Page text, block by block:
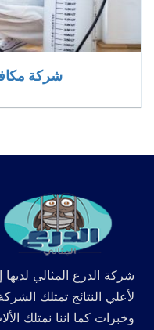
شركة
شركة الدرع المثالي
لأعلي النتائج تمتلك
وخبرات كما اننا نمتلك